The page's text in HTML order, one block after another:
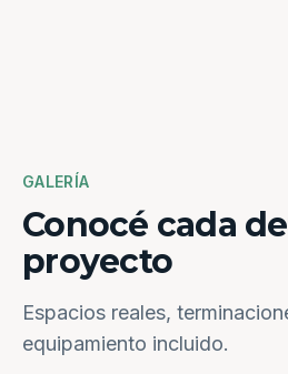
GALERÍA
Conocé cada
proyecto
Espacios reales,
equipamiento incluido.